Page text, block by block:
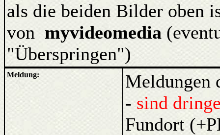
als die beiden Bilder oben
von myvideomedia
"Überspringen")
Meldung:
Meldungen
- sind
Fundort